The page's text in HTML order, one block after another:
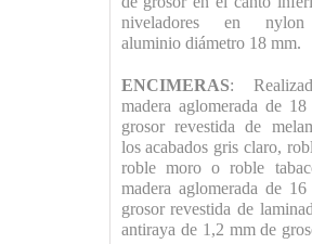
niveladores en
aluminio diámetro 18 mm.
ENCIMERAS:
madera aglomerada de
grosor revestida de
los acabados gris claro,
roble moro o roble
madera aglomerada de
grosor revestida de
antiraya de 1,2 mm de